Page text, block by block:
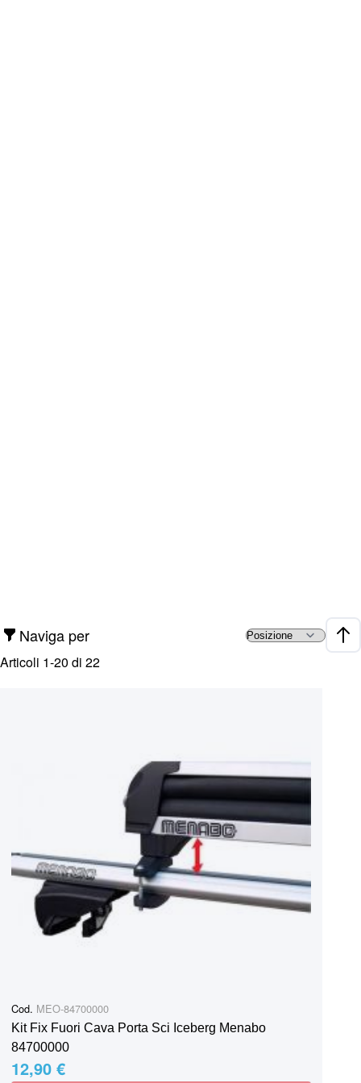
Naviga per
Articoli 1-20 di 22
Cod. MEO-84700000
Kit Fix Fuori Cava Porta Sci Iceberg Menabo
84700000
12,90 €